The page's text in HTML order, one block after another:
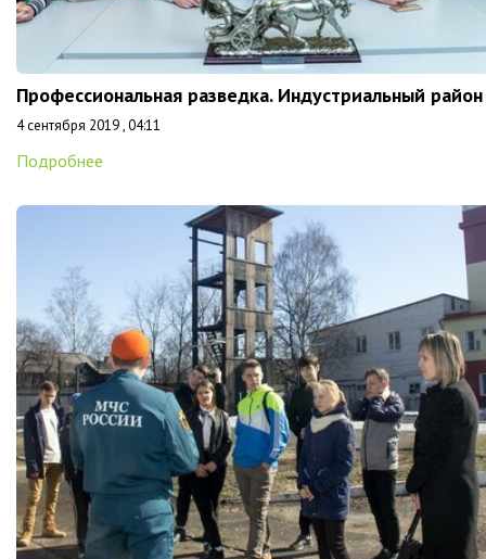
Профессиональная разведка. Индустриальный район
4 сентября 2019 , 04:11
Подробнее